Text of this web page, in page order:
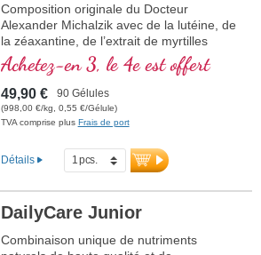
Composition originale du Docteur
Alexander Michalzik avec de la lutéine, de
la zéaxantine, de l’extrait de myrtilles
(anthocyanes), de l’OPC et de la vitamine
A, qui contribue à maintenir la vue dans
un état normal.
Achetez-en 3, le 4e est offert
49,90 € 90 Gélules
(998,00 €/kg, 0,55 €/Gélule)
TVA comprise plus Frais de port
Détails
DailyCare Junior
Combinaison unique de nutriments